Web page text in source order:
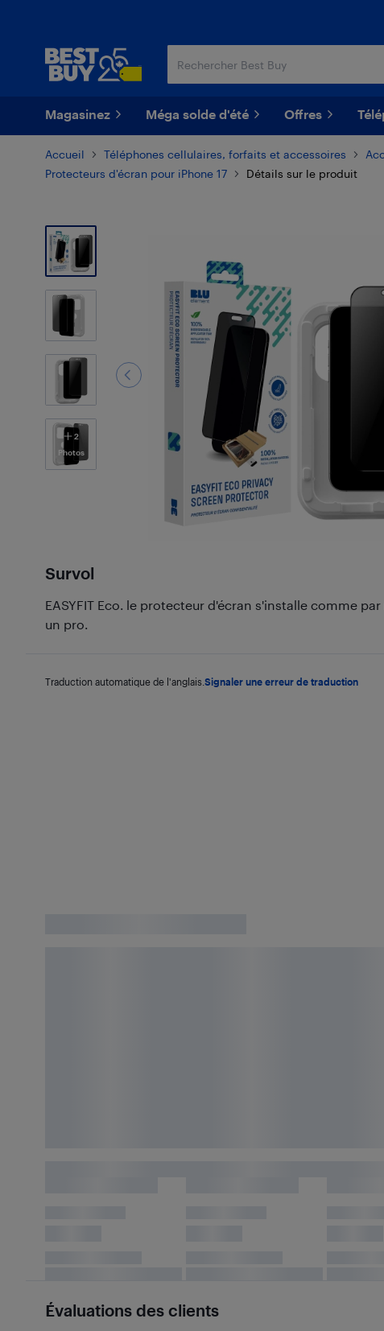
Magasinez Méga solde d'été Offres
Accueil Téléphones cellulaires, forfaits et accessoires
Protecteurs d'écran pour iPhone 17
Détails sur le produit
2
Photos
Survol
EASYFIT Eco. le protecteur d'écran s'installe comme
un pro.
Traduction automatique de l'anglais. Signaler une erreur de traduction
Évaluations des clients